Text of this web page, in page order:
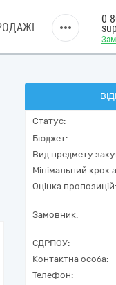
0
Статус:
Бюджет:
Вид предмету
Мінімальний крок
Оцінка пропозицій:
Замовник:
ЄДРПОУ:
Контактна особа:
Телефон: